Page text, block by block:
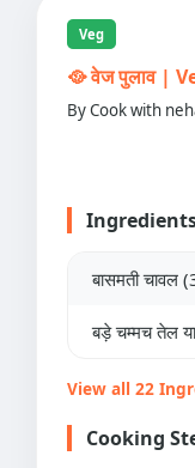
Veg
🥘 वेज पुलाव |
By Cook with
बासमती चावल
बड़े चम्मच तेल
View all 22
Cooking